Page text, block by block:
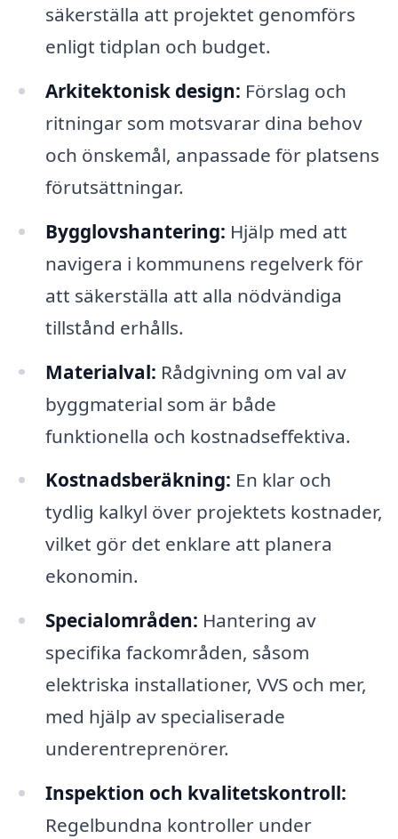
säkerställa att projektet genomförs
enligt tidplan och budget.
Arkitektonisk design: Förslag och
ritningar som motsvarar dina behov
och önskemål, anpassade för platsens
förutsättningar.
Bygglovshantering: Hjälp med att
navigera i kommunens regelverk för
att säkerställa att alla nödvändiga
tillstånd erhålls.
Materialval: Rådgivning om val av
byggmaterial som är både
funktionella och kostnadseffektiva.
Kostnadsberäkning: En klar och
tydlig kalkyl över projektets kostnader,
vilket gör det enklare att planera
ekonomin.
Specialområden: Hantering av
specifika fackområden, såsom
elektriska installationer, VVS och mer,
med hjälp av specialiserade
underentreprenörer.
Inspektion och kvalitetskontroll:
Regelbundna kontroller under